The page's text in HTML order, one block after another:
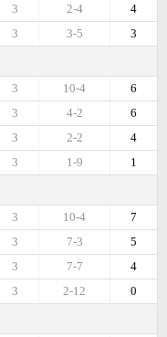
4
2-4
3
3
3-5
3
6
10-4
3
6
4-2
3
4
2-2
3
1
1-9
3
7
10-4
3
5
7-3
3
4
7-7
3
0
2-12
3